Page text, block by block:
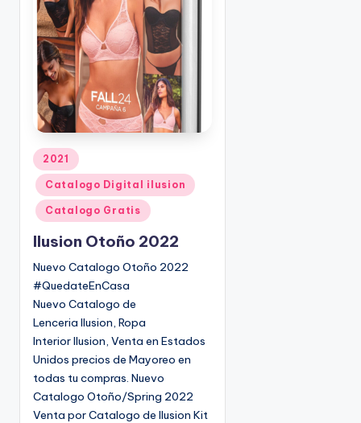
p
o
P
b
c
a
d
o
e
2021
Catalogo Digital ilusion
Catalogo Gratis
Ilusion Otoño 2022
Nuevo Catalogo Otoño 2022
#QuedateEnCasa
Nuevo Catalogo de
Lenceria Ilusion, Ropa
Interior Ilusion, Venta en Estados
Unidos precios de Mayoreo en
todas tu compras. Nuevo
Catalogo Otoño/Spring 2022
Venta por Catalogo de Ilusion Kit